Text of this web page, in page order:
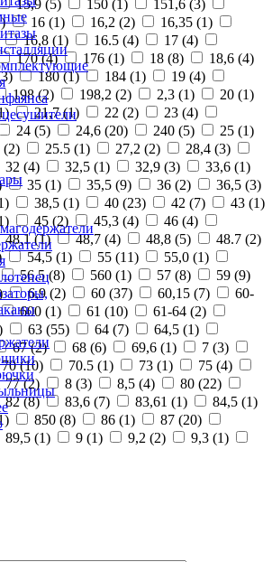
15,9 (5) 150 (1 ) 151,6 (3)
) 16 (1) 16,2 (2) 16,35 (1)
16,8 (1) 16.5 (4) 17 (4)
170 (4) 176 (1) 18 (8) 18,6 (4)
3) 180 (1) 184 (1) 19 (4)
198 (2) 198,2 (2) 2,3 (1) 20 (1)
) 21,7 (1) 22 (2) 23 (4)
24 (5) 24,6 (20) 240 (5) 25 (1)
(2) 25.5 (1) 27,2 (2) 28,4 (3)
32 (4) 32,5 (1) 32,9 (3) 33,6 (1)
35 (1) 35,5 (9) 36 (2) 36,5 (3)
) 38,5 (1) 40 (23) 42 (7) 43 (1)
) 45 (2) 45,3 (4) 46 (4)
48,1 (1) 48,7 (4) 48,8 (5) 48.7 (2)
54,5 (1) 55 (11) 55,0 (1)
56.5 (8) 560 (1) 57 (8) 59 (9)
6,9 (2) 60 (37) 60,15 (7)
60-
600 (1) 61 (10) 61-64 (2)
63 (55) 64 (7) 64,5 (1)
67 (2) 68 (6) 69,6 (1) 7 (3)
70 (10) 70.5 (1) 73 (1) 75 (4)
77 (2) 8 (3) 8,5 (4) 80 (22)
82 (8) 83,6 (7) 83,61 (1) 84,5 (1)
) 850 (8) 86 (1) 87 (20)
89,5 (1) 9 (1) 9,2 (2) 9,3 (1)